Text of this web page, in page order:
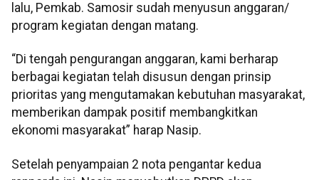
lalu, Pemkab. Samosir sudah menyusun anggaran/
program kegiatan dengan matang.
“Di tengah pengurangan anggaran, kami berharap
berbagai kegiatan telah disusun dengan prinsip
prioritas yang mengutamakan kebutuhan masyarakat,
memberikan dampak positif membangkitkan
ekonomi masyarakat” harap Nasip.
Setelah penyampaian 2 nota pengantar kedua